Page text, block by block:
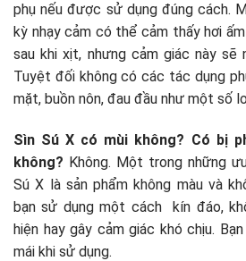
phụ nếu được sử dụng đúng cách.
kỳ nhạy cảm có thể cảm thấy hơi
sau khi xịt, nhưng cảm giác này sẽ
Tuyệt đối không có các tác dụng
mặt, buồn nôn, đau đầu như một số
Sìn Sú X có mùi không? Có bị
không? Không. Một trong những
Sú X là sản phẩm không màu và
bạn sử dụng một cách kín đáo,
hiện hay gây cảm giác khó chịu.
mái khi sử dụng.